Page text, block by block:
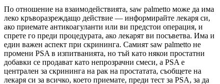
По отношение на взаимодействията, saw palmetto може да има
леко кръворазреждащо действие — информирайте лекаря си,
ако приемате антикоагуланти или ви предстои операция, и
спрете го преди процедурата, ако лекарят ви посъветва. Има и
един важен аспект при скрининга. Самият saw palmetto не
промени PSA в изпитванията, но тъй като някои простатни
добавки се продават като непрозрачни смеси, а PSA е
централен за скрининга на рак на простатата, съобщете на
лекаря си за всичко, което приемате, преди тест за PSA, за да